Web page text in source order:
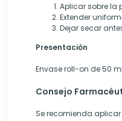
Aplicar sobre la
Extender
Dejar secar
Presentación
Envase roll-on de 50
Consejo
Se recomienda